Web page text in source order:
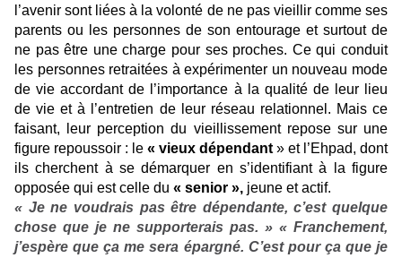
l’avenir sont liées à la volonté de ne pas vieillir comme ses
parents ou les personnes de son entourage et surtout de
ne pas être une charge pour ses proches. Ce qui conduit
les personnes retraitées à expérimenter un nouveau mode
de vie accordant de l’importance à la qualité de leur lieu
de vie et à l’entretien de leur réseau relationnel. Mais ce
faisant, leur perception du vieillissement repose sur une
figure repoussoir : le « vieux dépendant » et l’Ehpad, dont
ils cherchent à se démarquer en s’identifiant à la figure
opposée qui est celle du « senior », jeune et actif.
« Je ne voudrais pas être dépendante, c’est quelque
chose que je ne supporterais pas. » « Franchement,
j’espère que ça me sera épargné. C’est pour ça que je